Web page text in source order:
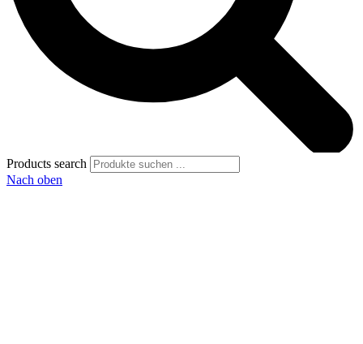
Products search
Nach oben